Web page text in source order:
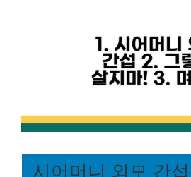
시어머니 외모 간